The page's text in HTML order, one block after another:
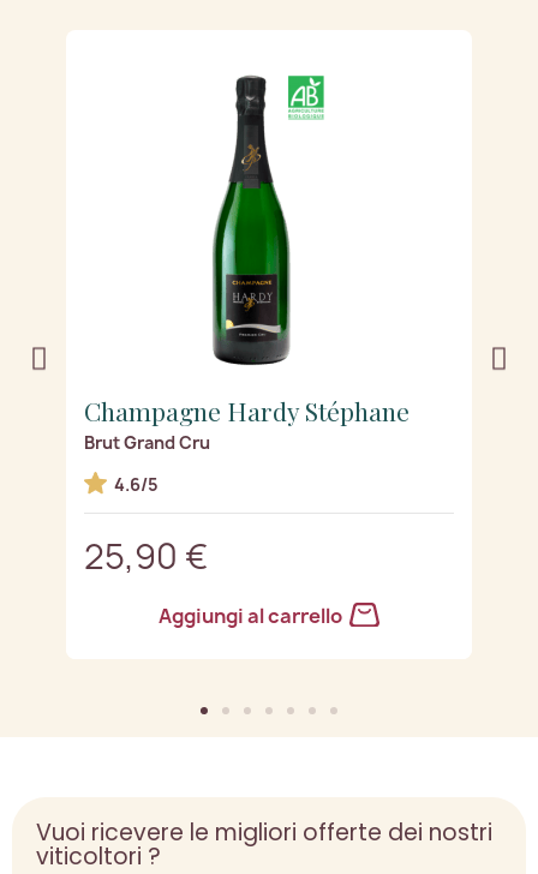
Champagne Hardy Stéphane
Brut Grand Cru
4.6/5
25,90 €
Aggiungi al carrello
Vuoi ricevere le migliori offerte dei nostri
viticoltori ?